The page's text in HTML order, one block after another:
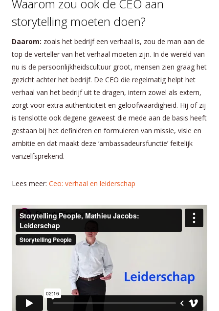
Waarom zou ook de CEO aan
storytelling moeten doen?
Daarom: zoals het bedrijf een verhaal is, zou de man aan de
top de verteller van het verhaal moeten zijn. In de wereld van
nu is de persoonlijkheidscultuur groot, mensen zien graag het
gezicht achter het bedrijf. De CEO die regelmatig helpt het
verhaal van het bedrijf uit te dragen, intern zowel als extern,
zorgt voor extra authenticiteit en geloofwaardigheid. Hij of zij
is tenslotte ook degene geweest die mede aan de basis heeft
gestaan bij het definiëren en formuleren van missie, visie en
ambitie en dat maakt deze ‘ambassadeursfunctie’ feitelijk
vanzelfsprekend.
Lees meer: Ceo: verhaal en leiderschap